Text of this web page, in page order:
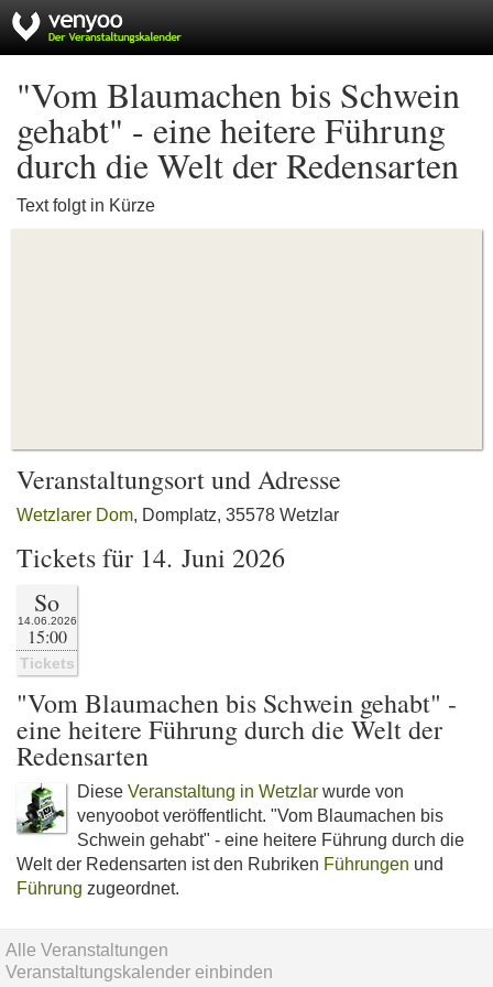
"Vom Blaumachen bis Schwein
gehabt" - eine heitere Führung
durch die Welt der Redensarten
Text folgt in Kürze
Veranstaltungsort und Adresse
Wetzlarer Dom, Domplatz, 35578 Wetzlar
Tickets für 14. Juni 2026
So
14.06.2026
15:00
Tickets
"Vom Blaumachen bis Schwein gehabt" -
eine heitere Führung durch die Welt der
Redensarten
Diese Veranstaltung in Wetzlar wurde von
venyoobot veröffentlicht. "Vom Blaumachen bis
Schwein gehabt" - eine heitere Führung durch die
Welt der Redensarten ist den Rubriken Führungen und
Führung zugeordnet.
Alle Veranstaltungen
Veranstaltungskalender einbinden